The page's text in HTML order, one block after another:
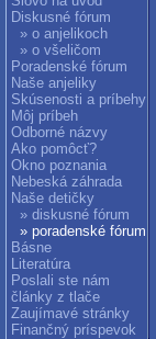
Diskusné fórum
» o anjelikoch
» o všeličom
Poradenské fórum
Naše anjeliky
Skúsenosti a príbehy
Môj príbeh
Odborné názvy
Ako pomôcť?
Okno poznania
Nebeská záhrada
Naše detičky
» diskusné fórum
» poradenské fórum
Básne
Literatúra
Poslali ste nám
články z tlače
Zaujímavé stránky
Finančný príspevok